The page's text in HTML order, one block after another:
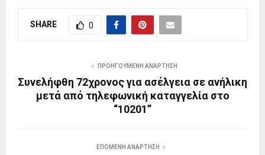
SHARE 0
ΠΡΟΗΓΟΎΜΕΝΗ ΑΝΆΡΤΗΣΗ
Συνελήφθη 72χρονος για ασέλγεια σε ανήλικη
μετά από τηλεφωνική καταγγελία στο
“10201”
ΕΠΌΜΕΝΗ ΑΝΆΡΤΗΣΗ